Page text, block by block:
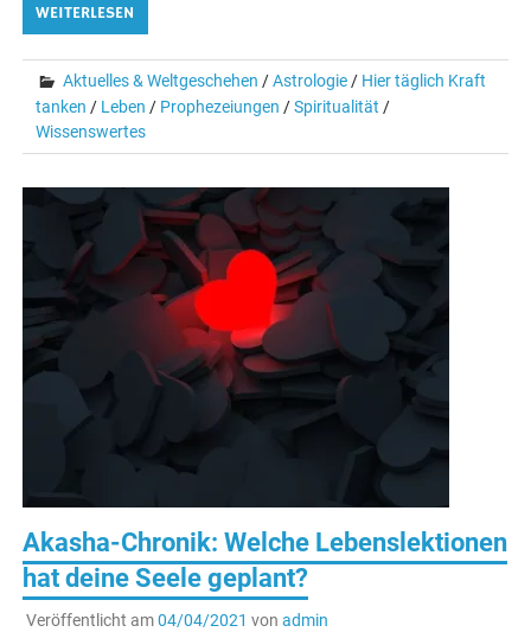
WEITERLESEN
Aktuelles & Weltgeschehen /Astrologie / Hier täglich Kraft
tanken / Leben / Prophezeiungen /Spiritualität /
Wissenswertes
Akasha-Chronik: Welche Lebenslektionen
hat deine Seele geplant?
Veröffentlicht am04/04/2021 von admin